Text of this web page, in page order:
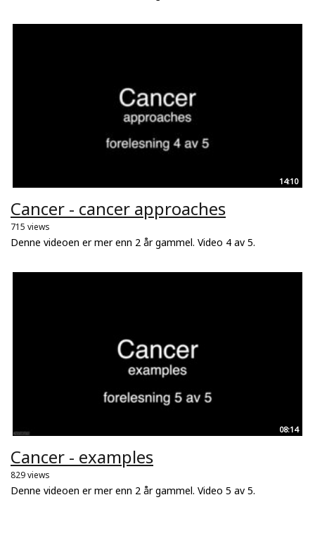
14:10
Cancer - cancer approaches
715 views
Denne videoen er mer enn 2 år gammel. Video 4 av 5.
08:14
Cancer - examples
829 views
Denne videoen er mer enn 2 år gammel. Video 5 av 5.